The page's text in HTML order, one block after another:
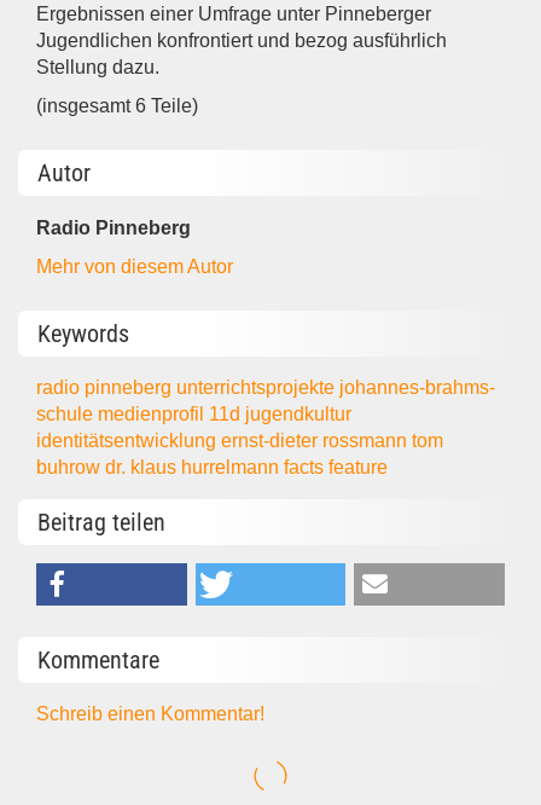
Ergebnissen einer Umfrage unter Pinneberger
Jugendlichen konfrontiert und bezog ausführlich
Stellung dazu.
(insgesamt 6 Teile)
Autor
Radio Pinneberg
Mehr von diesem Autor
Keywords
radio pinneberg unterrichtsprojekte johannes-brahms-
schule medienprofil 11d jugendkultur
identitätsentwicklungernst-dieter rossmanntom
buhrowdr. klaus hurrelmannfactsfeature
Beitrag teilen
Kommentare
Schreib einen Kommentar!